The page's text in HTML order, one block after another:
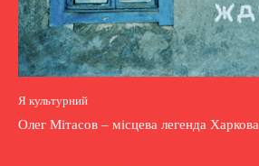
Я культурний
Олег Мітасов – місцева легенда Харкова